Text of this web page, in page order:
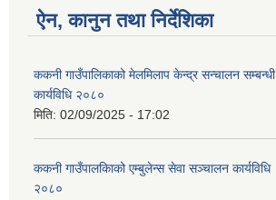
ऐन, कानुन तथा निर्देशिका
ककनी गाउँपालिकाको मेलमिलाप केन्द्र सन्चालन सम्बन्धी
कार्यविधि २०८०
मिति: 02/09/2025 - 17:02
ककनी गाउँपालकािको एम्बुलेन्स सेवा सञ्चालन कार्यविधि
२०८०